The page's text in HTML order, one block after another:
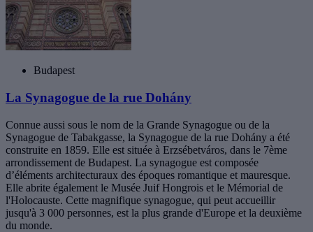
Budapest
La Synagogue de la rue Dohány
Connue aussi sous le nom de la Grande Synagogue ou de la
Synagogue de Tabakgasse, la Synagogue de la rue Dohány a été
construite en 1859. Elle est située à Erzsébetváros, dans le 7ème
arrondissement de Budapest. La synagogue est composée
d’éléments architecturaux des époques romantique et mauresque.
Elle abrite également le Musée Juif Hongrois et le Mémorial de
l'Holocauste. Cette magnifique synagogue, qui peut accueillir
jusqu'à 3 000 personnes, est la plus grande d'Europe et la deuxième
du monde.